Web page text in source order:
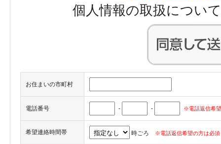
個人情報の取扱につい
お住まいの市町村
電話番号 - - ※電話返信希
希望連絡時間帯 時ごろ ※電話返信希望の方は必須